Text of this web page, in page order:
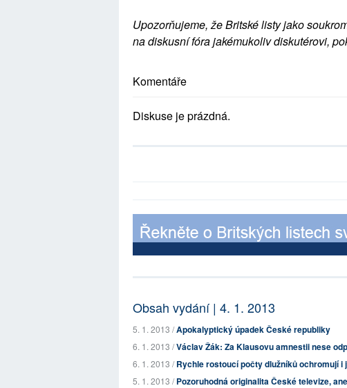
Upozorňujeme, že Britské listy jako
na diskusní fóra jakémukoliv diskutérovi,
Komentáře
Diskuse je prázdná.
Obsah vydání | 4. 1. 2013
5. 1. 2013 /Apokalyptický úpadek České republiky
6. 1. 2013 /Václav Žák: Za Klausovu amnestii nese
6. 1. 2013 /Rychle rostoucí počty dlužníků ochromují i
5. 1. 2013 /Pozoruhodná originalita České televize,